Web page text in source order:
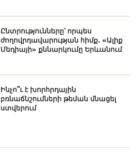
Ընտրությունները՝ որպես
ժողովրդավարության հիմք․ «Ալիք
Մեդիայի» քննարկումը Երևանում
Ինչո՞ւ է խորհրդային
բռնաճնշումների թեման մնացել
ստվերում